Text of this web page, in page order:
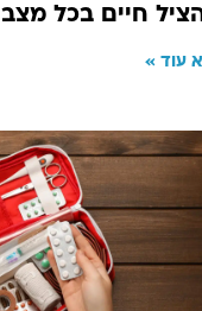
חיים בכל מצב
עוד »